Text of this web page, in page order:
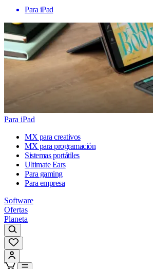
Para iPad
Para iPad
MX para creativos
MX para programación
Sistemas portátiles
Ultimate Ears
Para gaming
Para empresa
Software
Ofertas
Planeta